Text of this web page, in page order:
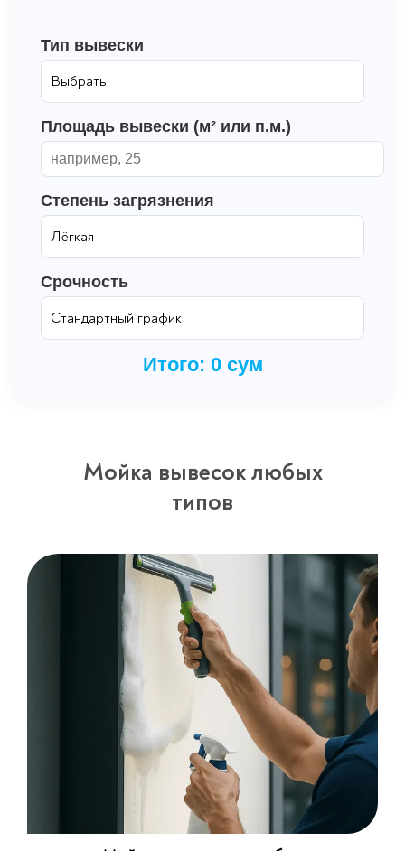
Тип вывески
Площадь вывески (м² или п.м.)
Степень загрязнения
Срочность
Итого: 0сум
Мойка вывесок любых
типов